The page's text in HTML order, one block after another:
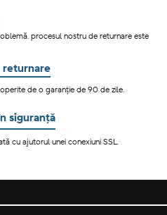
procesul nostru de returnare este
de o garanție de 90 de zile.
siguranță
cu ajutorul unei conexiuni SSL.